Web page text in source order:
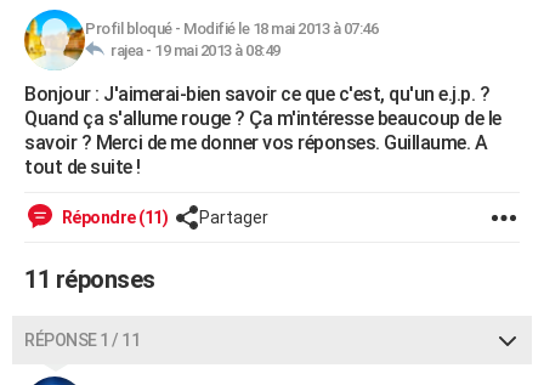
FINANCE
Retraite
Impôts
Epargne
Immobilier
Risques naturels par ville
Banque
Assurance
Crédit
AUTO
Essais
Réserver un essai
Citadines
Berlines
SUV
Forum auto
+HIGH-TECH
Mobiles
Meilleur smartphone
Internet
Ordinateurs
Jeux vidéo
Guide high-tech
+BRICOLAGE
Forum
Aménagement intérieur
Extérieur
Cuisine
Salle de bains
Jardinage
Rangement
WEEK-END
Alimentation
Guide de la santé
Profil bloqué- Modifié le 18 mai 2013 à 07:46
rajea - 19 mai 2013 à 08:49
Bonjour : J'aimerai-bien savoir ce que c'est, qu'un e.j.p. ?
Quand ça s'allume rouge ? Ça m'intéresse beaucoup de le
savoir ? Merci de me donner vos réponses. Guillaume. A
tout de suite !
Répondre (11) Partager
11 réponses
RÉPONSE 1 / 11